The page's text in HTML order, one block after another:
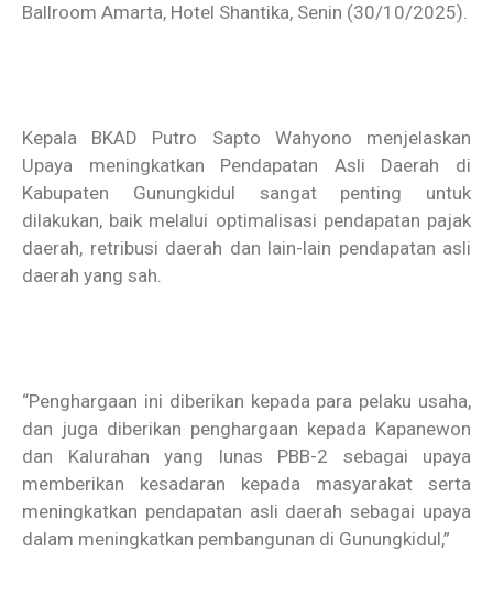
Ballroom Amarta, Hotel Shantika, Senin (30/10/2025).
Kepala BKAD Putro Sapto Wahyono menjelaskan
Upaya meningkatkan Pendapatan Asli Daerah di
Kabupaten Gunungkidul sangat penting untuk
dilakukan, baik melalui optimalisasi pendapatan pajak
daerah, retribusi daerah dan lain-lain pendapatan asli
daerah yang sah.
“Penghargaan ini diberikan kepada para pelaku usaha,
dan juga diberikan penghargaan kepada Kapanewon
dan Kalurahan yang lunas PBB-2 sebagai upaya
memberikan kesadaran kepada masyarakat serta
meningkatkan pendapatan asli daerah sebagai upaya
dalam meningkatkan pembangunan di Gunungkidul,”